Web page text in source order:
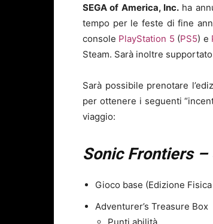
SEGA of America, Inc. ha
tempo per le feste di fine
console PlayStation 5 (PS5) e
Steam. Sarà inoltre
Sarà possibile prenotare
per ottenere i seguenti
viaggio:
Sonic Frontiers –
Gioco base (Edizione
Adventurer’s Treasure Box